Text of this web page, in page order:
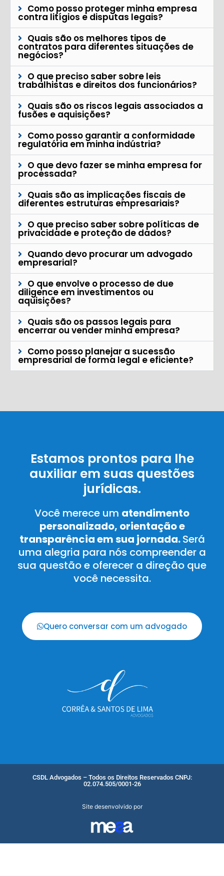
Como posso proteger minha empresa
contra litígios e disputas legais?
Quais são os melhores tipos de
contratos para diferentes situações de
negócios?
O que preciso saber sobre leis
trabalhistas e direitos dos funcionários?
Quais são os riscos legais associados a
fusões e aquisições?
Como posso garantir a conformidade
regulatória em minha indústria?
O que devo fazer se minha empresa for
processada?
Quais são as implicações fiscais de
diferentes estruturas empresariais?
O que preciso saber sobre políticas de
privacidade e proteção de dados?
Quando devo procurar um advogado
empresarial?
O que envolve o processo de due
diligence em investimentos ou
aquisições?
Quais são os passos legais para
encerrar ou vender minha empresa?
Como posso planejar a sucessão
empresarial de forma legal e eficiente?
Estamos prontos para lhe
auxiliar em suas questões
jurídicas.
Você merece um atendimento
personalizado, orientação e
transparência em sua jornada.Será
uma alegria para nós compreender a
sua questão e oferecer a direção que
você necessita.
Quero conversar com um advogado
CSDL Advogados – Todos os Direitos Reservados CNPJ:
02.074.505/0001-26
Site desenvolvido por